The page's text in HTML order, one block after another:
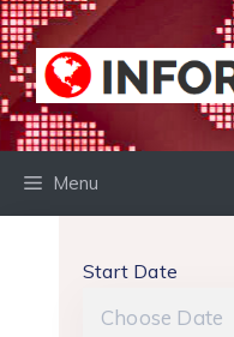
Preskočiť
na
obsah
Menu
Start Date